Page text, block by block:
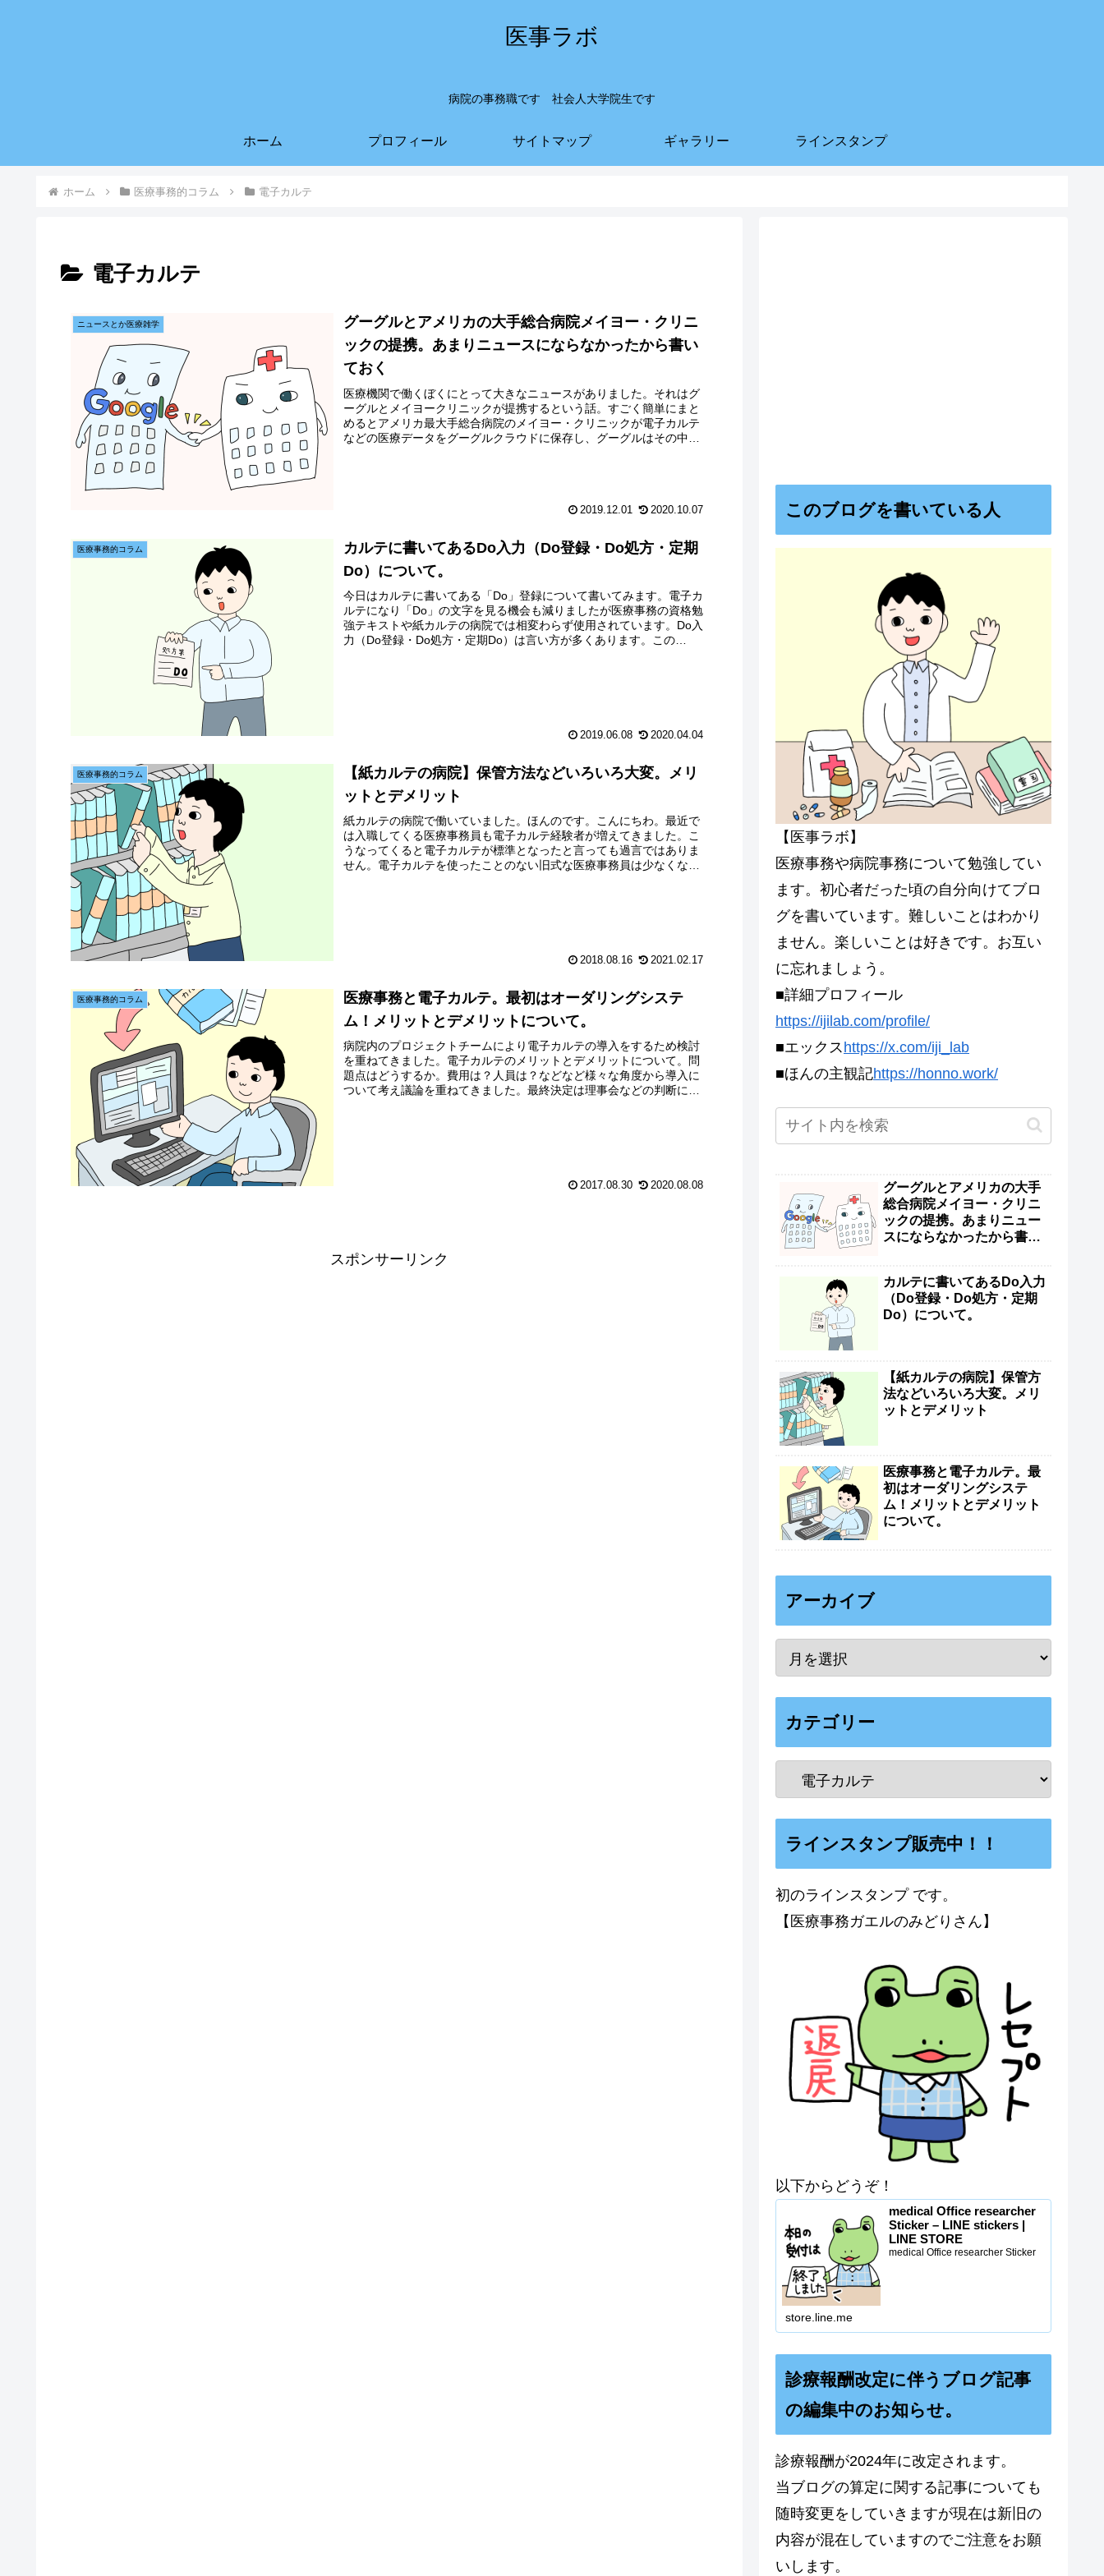
医事ラボ
病院の事務職です 社会人大学院生です
ホーム プロフィール サイトマップ ギャラリー ラインスタンプ
ホーム 医療事務的コラム 電子カルテ
電子カルテ
ニュースとか医療雑学
グーグルとアメリカの大手総合病院メイヨー・クリニ
ックの提携。あまりニュースにならなかったから書い
ておく
医療機関で働くぼくにとって大きなニュースがありました。それはグ
ーグルとメイヨークリニックが提携するという話。すごく簡単にまと
めるとアメリカ最大手総合病院のメイヨー・クリニックが電子カルテ
などの医療データをグーグルクラウドに保存し、グーグルはその中か
2019.12.01 2020.10.07
医療事務的コラム
カルテに書いてあるDo入力（Do登録・Do処方・定期
Do）について。
今日はカルテに書いてある「Do」登録について書いてみます。電子カ
ルテになり「Do」の文字を見る機会も減りましたが医療事務の資格勉
強テキストや紙カルテの病院では相変わらず使用されています。Do入
力（Do登録・Do処方・定期Do）は言い方が多くあります。この
2019.06.08 2020.04.04
医療事務的コラム
【紙カルテの病院】保管方法などいろいろ大変。メリ
ットとデメリット
紙カルテの病院で働いていました。ほんのです。こんにちわ。最近で
は入職してくる医療事務員も電子カルテ経験者が増えてきました。こ
うなってくると電子カルテが標準となったと言っても過言ではありま
せん。電子カルテを使ったことのない旧式な医療事務員は少なくなっ
2018.08.16 2021.02.17
医療事務的コラム
医療事務と電子カルテ。最初はオーダリングシステ
ム！メリットとデメリットについて。
病院内のプロジェクトチームにより電子カルテの導入をするため検討
を重ねてきました。電子カルテのメリットとデメリットについて。問
題点はどうするか。費用は？人員は？などなど様々な角度から導入に
ついて考え議論を重ねてきました。最終決定は理事会などの判断にな
2017.08.30 2020.08.08
スポンサーリンク
このブログを書いている人
【医事ラボ】
医療事務や病院事務について勉強してい
ます。初心者だった頃の自分向けてブロ
グを書いています。難しいことはわかり
ません。楽しいことは好きです。お互い
に忘れましょう。
■詳細プロフィール
https://ijilab.com/profile/
■エックス https://x.com/iji_lab
■ほんの主観記https://honno.work/
グーグルとアメリカの大手
総合病院メイヨー・クリニ
ックの提携。あまりニュー
スにならなかったから書い
カルテに書いてあるDo入力
（Do登録・Do処方・定期
Do）について。
【紙カルテの病院】保管方
法などいろいろ大変。メリ
ットとデメリット
医療事務と電子カルテ。最
初はオーダリングシステ
ム！メリットとデメリット
について。
アーカイブ
カテゴリー
ラインスタンプ販売中！！
初のラインスタンプ です。
【医療事務ガエルのみどりさん】
以下からどうぞ！
medical Office researcher
Sticker – LINE stickers |
LINE STORE
medical Office researcher Sticker
store.line.me
診療報酬改定に伴うブログ記事
の編集中のお知らせ。
診療報酬が2024年に改定されます。
当ブログの算定に関する記事についても
随時変更をしていきますが現在は新旧の
内容が混在していますのでご注意をお願
いします。